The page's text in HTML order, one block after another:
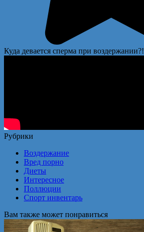
Куда девается сперма при воздержании?!
Рубрики
Воздержание
Вред порно
Диеты
Интересное
Поллюции
Спорт инвентарь
Вам также может понравиться